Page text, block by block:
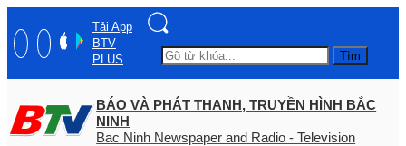
Tải App
BTV
PLUS
Tìm
BÁO VÀ PHÁT THANH, TRUYỀN HÌNH BẮC
NINH
Bac Ninh Newspaper and Radio - Television